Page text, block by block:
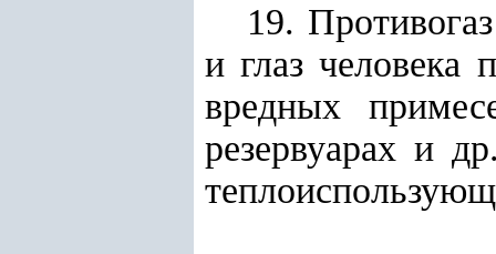
19.
и глаз человека
вредных
резервуарах и